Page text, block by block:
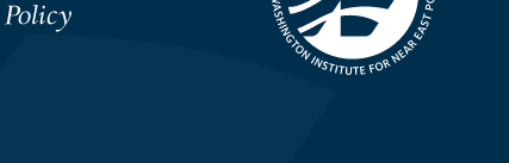
Homepage